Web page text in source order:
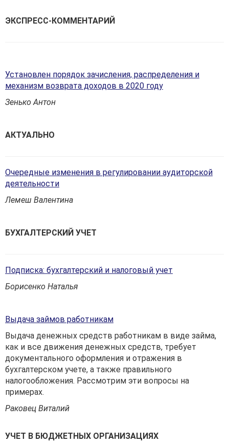
ЭКСПРЕСС-КОММЕНТАРИЙ
Установлен порядок зачисления, распределения и
механизм возврата доходов в 2020 году
Зенько Антон
АКТУАЛЬНО
Очередные изменения в регулировании аудиторской
деятельности
Лемеш Валентина
БУХГАЛТЕРСКИЙ УЧЕТ
Подписка: бухгалтерский и налоговый учет
Борисенко Наталья
Выдача займов работникам
Выдача денежных средств работникам в виде займа,
как и все движения денежных средств, требует
документального оформления и отражения в
бухгалтерском учете, а также правильного
налогообложения. Рассмотрим эти вопросы на
примерах.
Раковец Виталий
УЧЕТ В БЮДЖЕТНЫХ ОРГАНИЗАЦИЯХ